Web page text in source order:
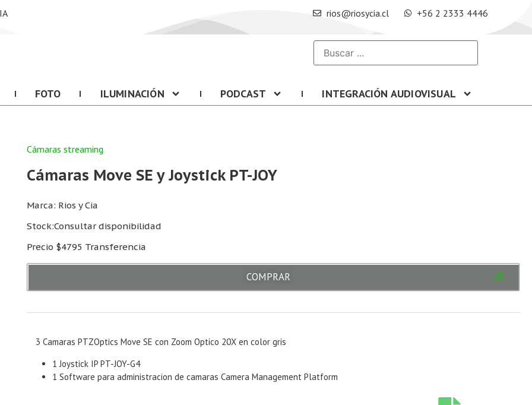
rios@riosycia.cl +56 2 2333 4446
FOTO ILUMINACIÓN PODCAST INTEGRACIÓN AUDIOVISUAL
Cámaras streaming
Cámaras Move SE y Joystick PT-JOY
Marca: Rios y Cia
Stock:Consultar disponibilidad
Precio $4795 Transferencia
COMPRAR
3 Camaras PTZOptics Move SE con Zoom Optico 20X en color gris
1 Joystick IP PT-JOY-G4
1 Software para administracion de camaras Camera Management Platform